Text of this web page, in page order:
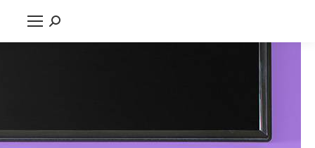
جستجو
کنید: